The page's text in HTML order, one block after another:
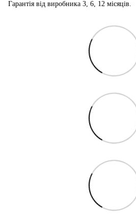
Гарантія від виробника 3, 6, 12 місяців.